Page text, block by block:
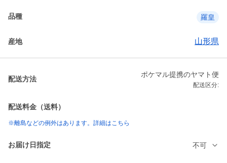
品種 羅皇
産地 山形県
配送方法
ポケマル提携のヤマト便
配送区分:
配送料金（送料）
※離島などの例外はあります。詳細はこちら
お届け日指定 不可